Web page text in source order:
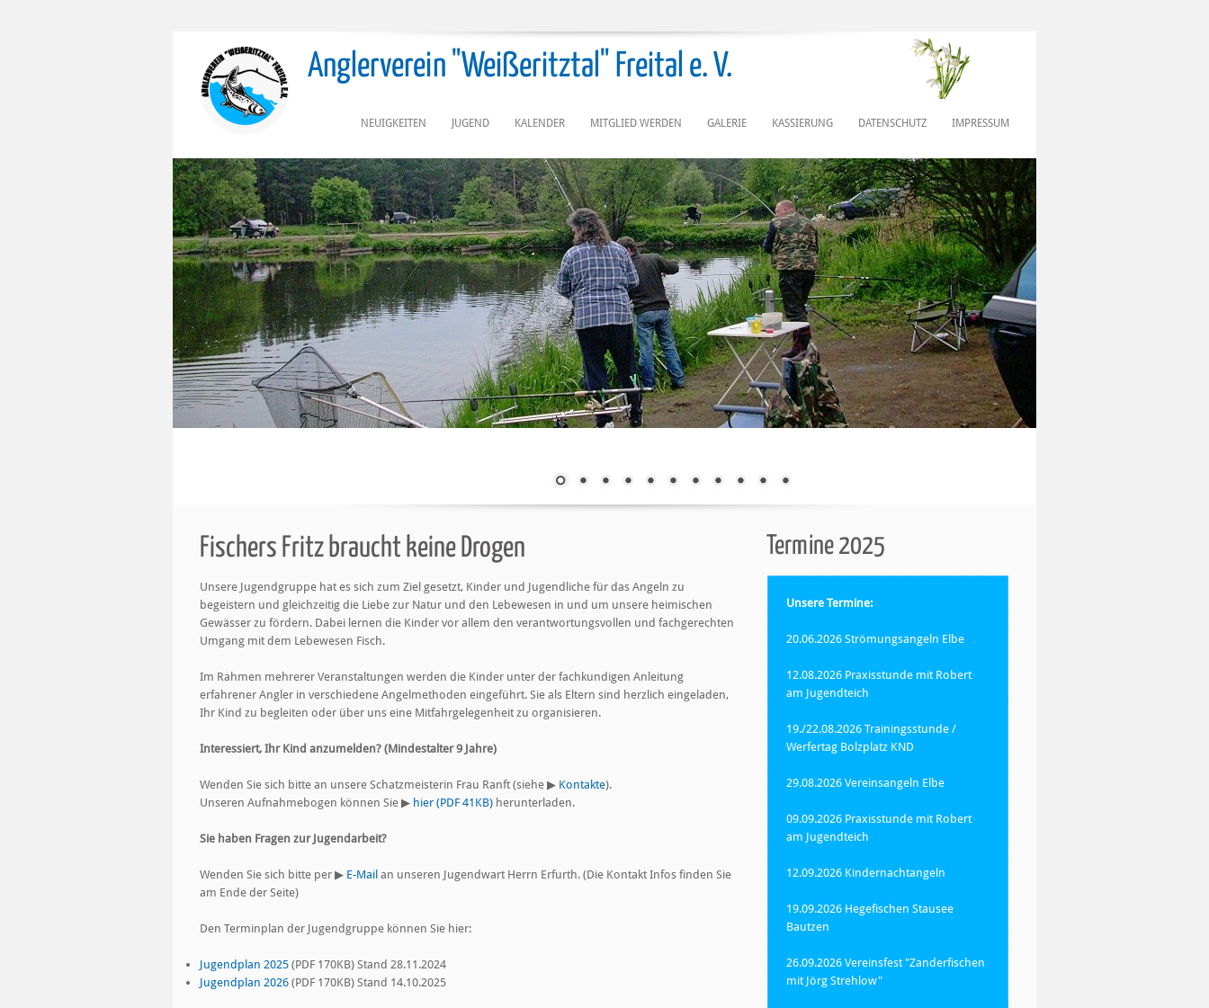
Anglerverein "Weißeritztal" Freital e. V.
NEUIGKEITEN JUGEND KALENDER MITGLIED WERDEN GALERIE KASSIERUNG DATENSCHUTZ IMPRESSUM
Termine 2025
Unsere Termine:
20.06.2026 Strömungsangeln Elbe
12.08.2026 Praxisstunde mit Robert
am Jugendteich
19./22.08.2026 Trainingsstunde /
Werfertag Bolzplatz KND
29.08.2026 Vereinsangeln Elbe
09.09.2026 Praxisstunde mit Robert
am Jugendteich
12.09.2026 Kindernachtangeln
19.09.2026 Hegefischen Stausee
Bautzen
26.09.2026 Vereinsfest "Zanderfischen
mit Jörg Strehlow"
Fischers Fritz braucht keine Drogen
Unsere Jugendgruppe hat es sich zum Ziel gesetzt, Kinder und Jugendliche für das Angeln zu
begeistern und gleichzeitig die Liebe zur Natur und den Lebewesen in und um unsere heimischen
Gewässer zu fördern. Dabei lernen die Kinder vor allem den verantwortungsvollen und fachgerechten
Umgang mit dem Lebewesen Fisch.
Im Rahmen mehrerer Veranstaltungen werden die Kinder unter der fachkundigen Anleitung
erfahrener Angler in verschiedene Angelmethoden eingeführt. Sie als Eltern sind herzlich eingeladen,
Ihr Kind zu begleiten oder über uns eine Mitfahrgelegenheit zu organisieren.
Interessiert, Ihr Kind anzumelden? (Mindestalter 9 Jahre)
Wenden Sie sich bitte an unsere Schatzmeisterin Frau Ranft (siehe ▶ Kontakte).
Unseren Aufnahmebogen können Sie ▶ hier (PDF 41KB) herunterladen.
Sie haben Fragen zur Jugendarbeit?
Wenden Sie sich bitte per ▶ E-Mail an unseren Jugendwart Herrn Erfurth. (Die Kontakt Infos finden Sie
am Ende der Seite)
Den Terminplan der Jugendgruppe können Sie hier:
Jugendplan 2025 (PDF 170KB) Stand 28.11.2024
Jugendplan 2026 (PDF 170KB) Stand 14.10.2025